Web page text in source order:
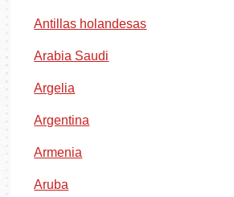
Antillas holandesas
Arabia Saudi
Argelia
Argentina
Armenia
Aruba